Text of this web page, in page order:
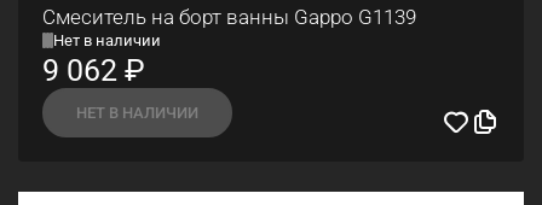
Смеситель на борт ванны Gappo G1139
Нет в наличии
9 062₽
НЕТ В НАЛИЧИИ